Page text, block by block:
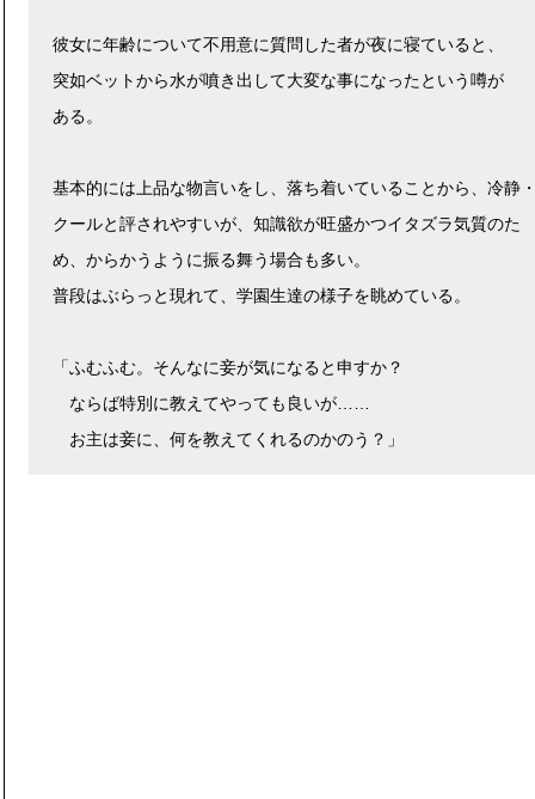
彼女に年齢について不用意に質問した者が夜に寝ていると、
突如ベットから水が噴き出して大変な事になったという噂が
ある。
基本的には上品な物言いをし、落ち着いていることから、冷静
クールと評されやすいが、知識欲が旺盛かつイタズラ気質のた
め、からかうように振る舞う場合も多い。
普段はぶらっと現れて、学園生達の様子を眺めている。
「ふむふむ。そんなに妾が気になると申すか？
ならば特別に教えてやっても良いが……
お主は妾に、何を教えてくれるのかのう？」